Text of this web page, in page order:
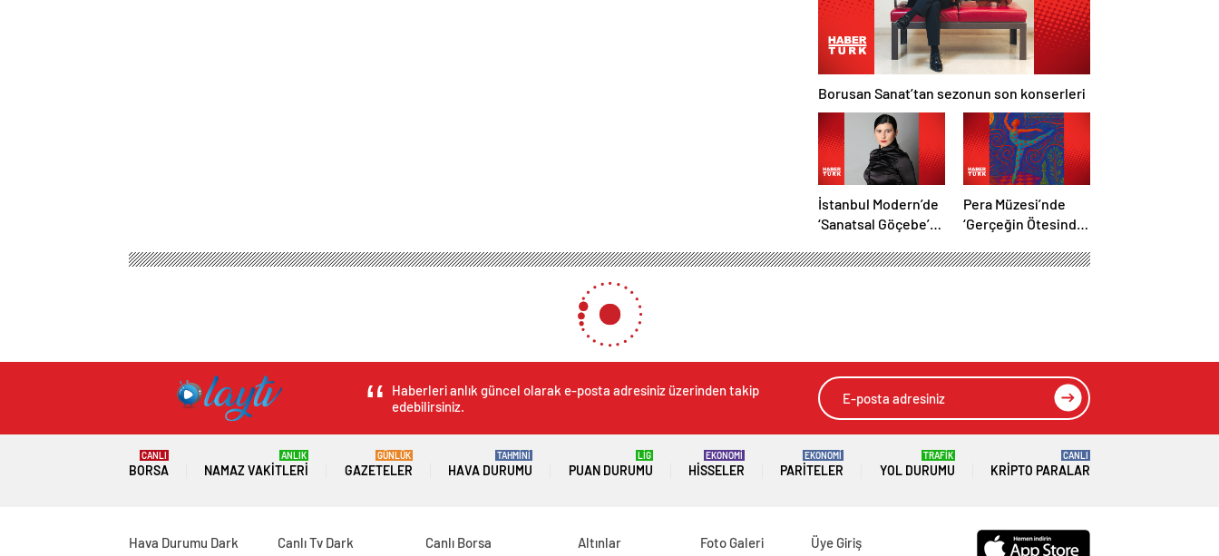
Borusan Sanat’tan sezonun son konserleri
İstanbul Modern’de
‘Sanatsal Göçebe’
Pera Müzesi’nde
‘Gerçeğin Ötesinde,
Haberleri anlık güncel olarak e-posta adresiniz üzerinden takip
edebilirsiniz.
BORSA
CANLI
NAMAZ VAKITLERI
ANLIK
GAZETELER
GÜNLÜK
HAVA DURUMU
TAHMİNİ
PUAN DURUMU
LİG
HISSELER
EKONOMİ
PARITELER
EKONOMİ
YOL DURUMU
TRAFİK
KRIPTO PARALAR
CANLI
Hava Durumu Dark Canlı Tv Dark Canlı Borsa Altınlar Foto Galeri Üye Giriş